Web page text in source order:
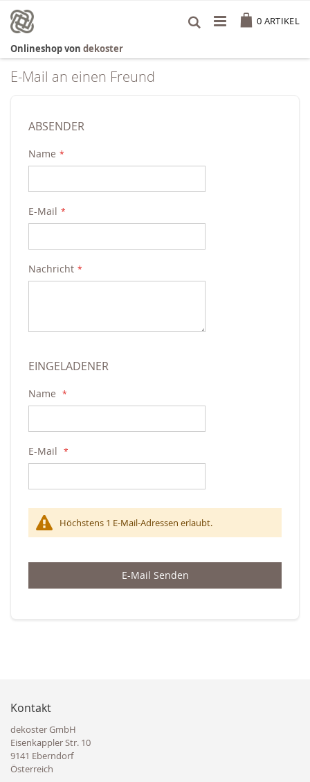
Inhalt
springen
0 ARTIKEL
Onlineshop von dekoster
E-Mail an einen Freund
ABSENDER
Name
E-Mail
Nachricht
EINGELADENER
Name
E-Mail
Höchstens 1 E-Mail-Adressen erlaubt.
E-Mail Senden
Kontakt
dekoster GmbH
Eisenkappler Str. 10
9141 Eberndorf
Österreich